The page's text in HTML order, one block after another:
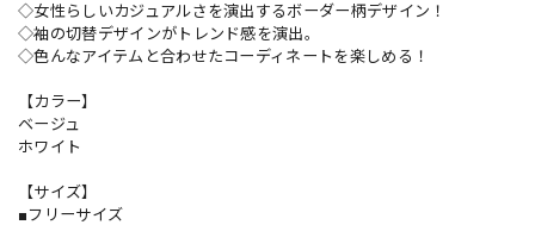
◇女性らしいカジュアルさを演出するボーダー柄デザイン！
◇袖の切替デザインがトレンド感を演出。
◇色んなアイテムと合わせたコーディネートを楽しめる！
【カラー】
ベージュ
ホワイト
【サイズ】
■フリーサイズ